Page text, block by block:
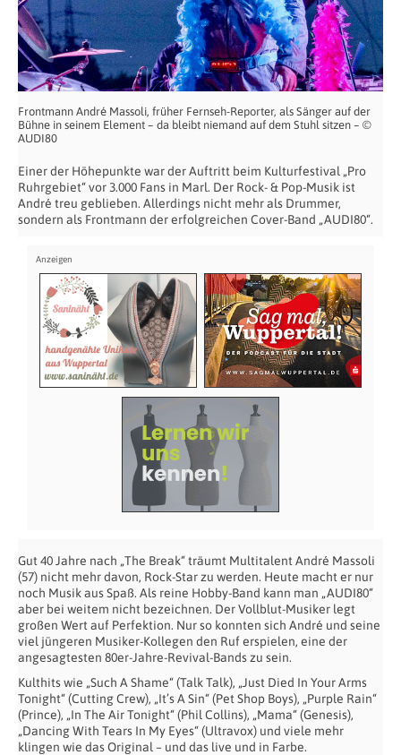
Frontmann André Massoli, früher Fernseh-Reporter, als Sänger auf der
Bühne in seinem Element – da bleibt niemand auf dem Stuhl sitzen – ©
AUDI80
Einer der Höhepunkte war der Auftritt beim Kulturfestival „Pro
Ruhrgebiet“ vor 3.000 Fans in Marl. Der Rock- & Pop-Musik ist
André treu geblieben. Allerdings nicht mehr als Drummer,
sondern als Frontmann der erfolgreichen Cover-Band „AUDI80“.
Gut 40 Jahre nach „The Break“ träumt Multitalent André Massoli
(57) nicht mehr davon, Rock-Star zu werden. Heute macht er nur
noch Musik aus Spaß. Als reine Hobby-Band kann man „AUDI80“
aber bei weitem nicht bezeichnen. Der Vollblut-Musiker legt
großen Wert auf Perfektion. Nur so konnten sich André und seine
viel jüngeren Musiker-Kollegen den Ruf erspielen, eine der
angesagtesten 80er-Jahre-Revival-Bands zu sein.
Kulthits wie „Such A Shame“ (Talk Talk), „Just Died In Your Arms
Tonight“ (Cutting Crew), „It’s A Sin“ (Pet Shop Boys), „Purple Rain“
(Prince), „In The Air Tonight“ (Phil Collins), „Mama“ (Genesis),
„Dancing With Tears In My Eyes“ (Ultravox) und viele mehr
klingen wie das Original – und das live und in Farbe.